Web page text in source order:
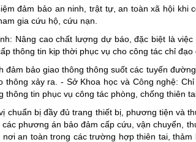
đảm bảo an ninh, trật tự, an toàn xã hội
gia cứu hộ, cứu nạn.
Nâng cao chất lượng dự báo, đặc biệt là
thông tin kịp thời phục vụ cho công tác chỉ
đảm bảo giao thông thông suốt các tuyến
thông xảy ra. - Sở Khoa học và Công nghệ:
thông tin phục vụ công tác phòng, chống thiên
chuẩn bị đầy đủ trang thiết bị, phương tiện và
phương án bảo đảm cấp cứu, vận chuyển,
an toàn trong các trường hợp thiên tai,